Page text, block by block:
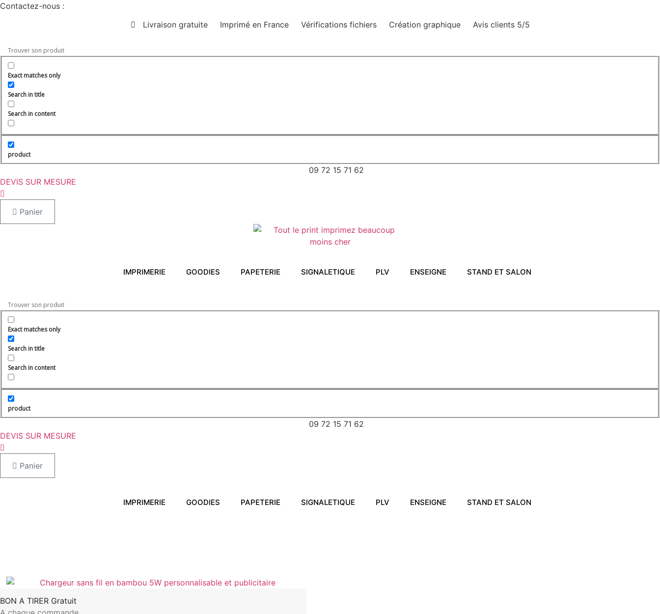
Aller
Contactez-nous :
Livraison gratuite
Imprimé en France Vérifications fichiers Création graphique Avis clients 5/5
Exact matches only
Search in title
Search in content
product
09 72 15 71 62
DEVIS SUR MESURE
Panier
IMPRIMERIE GOODIES PAPETERIE SIGNALETIQUE PLV ENSEIGNE STAND ET SALON
Exact matches only
Search in title
Search in content
product
09 72 15 71 62
DEVIS SUR MESURE
Panier
IMPRIMERIE GOODIES PAPETERIE SIGNALETIQUE PLV ENSEIGNE STAND ET SALON
BON A TIRER Gratuit